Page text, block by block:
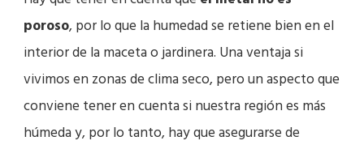
poroso, por lo que la humedad se retiene bien en el
interior de la maceta o jardinera. Una ventaja si
vivimos en zonas de clima seco, pero un aspecto que
conviene tener en cuenta si nuestra región es más
húmeda y, por lo tanto, hay que asegurarse de